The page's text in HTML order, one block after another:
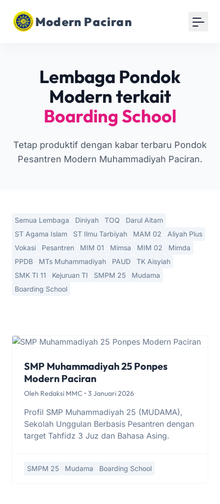
Modern Paciran
Lembaga Pondok
Modern terkait
Boarding School
Tetap produktif dengan kabar terbaru Pondok
Pesantren Modern Muhammadiyah Paciran.
Semua Lembaga Diniyah TOQ
Darul Aitam
ST Agama Islam
ST Ilmu Tarbiyah MAM 02
Aliyah Plus
Vokasi
Pesantren MIM 01 Mimsa MIM 02
Mimda
PPDB
MTs Muhammadiyah PAUD
TK Aisyiah
SMK TI 11
Kejuruan TI SMPM 25
Mudama
Boarding School
SMP Muhammadiyah 25 Ponpes
Modern Paciran
Oleh Redaksi MMC • 3 Januari 2026
Profil SMP Muhammadiyah 25 (MUDAMA),
Sekolah Unggulan Berbasis Pesantren dengan
target Tahfidz 3 Juz dan Bahasa Asing.
SMPM 25 Mudama Boarding School